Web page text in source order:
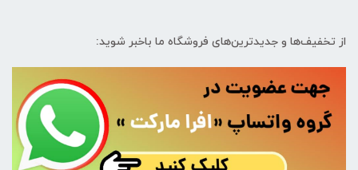
از تخفیف‌ها و جدیدترین‌های فروشگاه ما باخبر شوید: